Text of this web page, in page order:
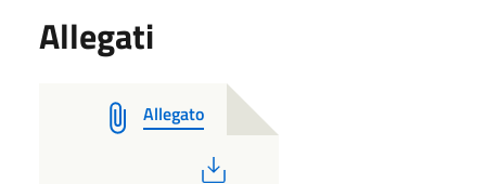
Allegati
Allegato